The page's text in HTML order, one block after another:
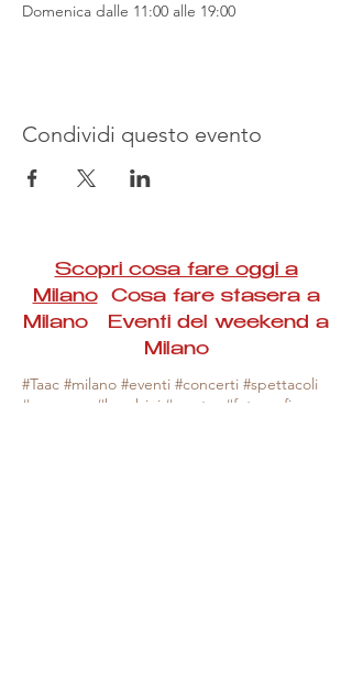
Domenica dalle 11:00 alle 19:00
Condividi questo evento
Scopri cosa fare oggi a
MilanoCosa fare stasera a
Milano Eventi del weekend a
Milano
#Taac #milano #eventi #concerti #spettacoli
#rassegne #bambini #mostre #fotografia